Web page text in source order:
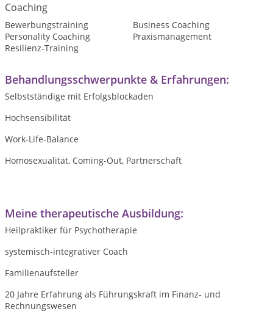
Coaching
Bewerbungstraining
Business Coaching
Personality Coaching
Praxismanagement
Resilienz-Training
Behandlungsschwerpunkte & Erfahrungen:
Selbstständige mit Erfolgsblockaden
Hochsensibilität
Work-Life-Balance
Homosexualität, Coming-Out, Partnerschaft
Meine therapeutische Ausbildung:
Heilpraktiker für Psychotherapie
systemisch-integrativer Coach
Familienaufsteller
20 Jahre Erfahrung als Führungskraft im Finanz- und
Rechnungswesen